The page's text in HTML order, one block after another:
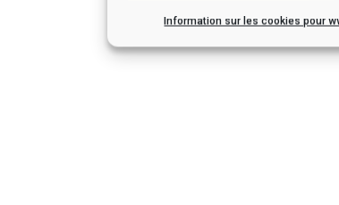
Information sur les cookies pour